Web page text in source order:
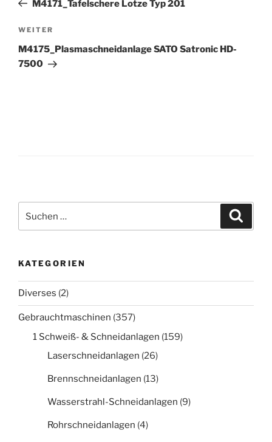
M4171_Tafelschere Lotze Typ 201
Nächster
Beitrag
WEITER
M4175_Plasmaschneidanlage SATO Satronic HD-
7500
nach:
KATEGORIEN
Diverses (2)
Gebrauchtmaschinen (357)
1 Schweiß- & Schneidanlagen (159)
Laserschneidanlagen (26)
Brennschneidanlagen (13)
Wasserstrahl-Schneidanlagen (9)
Rohrschneidanlagen (4)